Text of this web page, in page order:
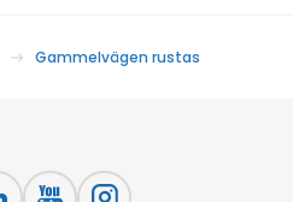
Gammelvägen rustas